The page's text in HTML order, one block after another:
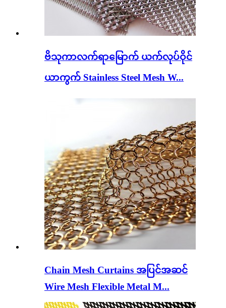
ဗိသုကာလက်ရာမြောက် ယက်လုပ်ဝိုင်
ယာကွက် Stainless Steel Mesh W...
Chain Mesh Curtains အပြင်အဆင်
Wire Mesh Flexible Metal M...